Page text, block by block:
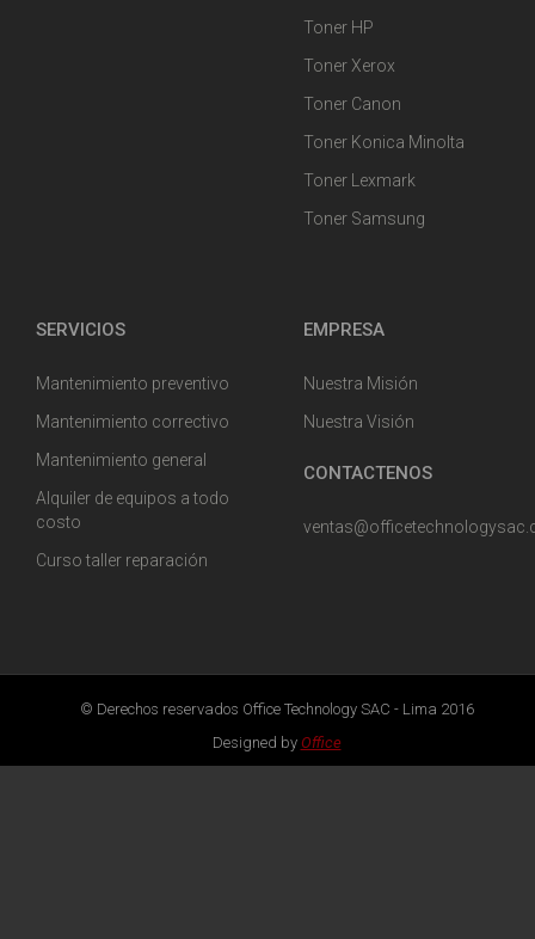
Toner HP
Toner Xerox
Toner Canon
Toner Konica Minolta
Toner Lexmark
Toner Samsung
SERVICIOS
Mantenimiento preventivo
Mantenimiento correctivo
Mantenimiento general
Alquiler de equipos a todo
costo
Curso taller reparación
EMPRESA
Nuestra Misión
Nuestra Visión
CONTACTENOS
© Derechos reservados Office Technology SAC - Lima 2016
Designed by Office